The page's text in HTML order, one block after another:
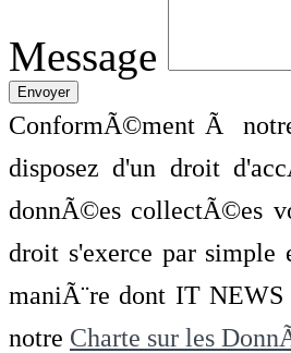
Message
ConformÃ©ment Ã
disposez d'un droit
donnÃ©es collectÃ©es
droit s'exerce par
maniÃ¨re dont IT
notre Charte sur les